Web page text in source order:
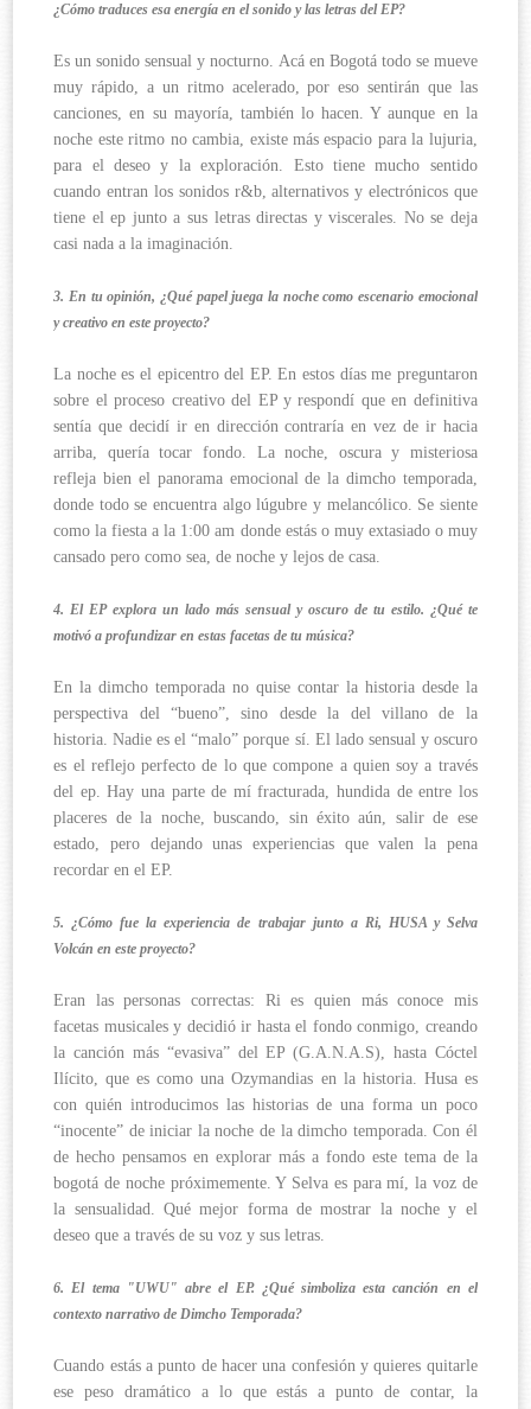
¿Cómo traduces esa energía en el sonido y las letras del EP?
Es un sonido sensual y nocturno. Acá en Bogotá todo se mueve
muy rápido, a un ritmo acelerado, por eso sentirán que las
canciones, en su mayoría, también lo hacen. Y aunque en la
noche este ritmo no cambia, existe más espacio para la lujuria,
para el deseo y la exploración. Esto tiene mucho sentido
cuando entran los sonidos r&b, alternativos y electrónicos que
tiene el ep junto a sus letras directas y viscerales. No se deja
casi nada a la imaginación.
3. En tu opinión, ¿Qué papel juega la noche como escenario emocional
y creativo en este proyecto?
La noche es el epicentro del EP. En estos días me preguntaron
sobre el proceso creativo del EP y respondí que en definitiva
sentía que decidí ir en dirección contraría en vez de ir hacia
arriba, quería tocar fondo. La noche, oscura y misteriosa
refleja bien el panorama emocional de la dimcho temporada,
donde todo se encuentra algo lúgubre y melancólico. Se siente
como la fiesta a la 1:00 am donde estás o muy extasiado o muy
cansado pero como sea, de noche y lejos de casa.
4. El EP explora un lado más sensual y oscuro de tu estilo. ¿Qué te
motivó a profundizar en estas facetas de tu música?
En la dimcho temporada no quise contar la historia desde la
perspectiva del “bueno”, sino desde la del villano de la
historia. Nadie es el “malo” porque sí. El lado sensual y oscuro
es el reflejo perfecto de lo que compone a quien soy a través
del ep. Hay una parte de mí fracturada, hundida de entre los
placeres de la noche, buscando, sin éxito aún, salir de ese
estado, pero dejando unas experiencias que valen la pena
recordar en el EP.
5. ¿Cómo fue la experiencia de trabajar junto a Ri, HUSA y Selva
Volcán en este proyecto?
Eran las personas correctas: Ri es quien más conoce mis
facetas musicales y decidió ir hasta el fondo conmigo, creando
la canción más “evasiva” del EP (G.A.N.A.S), hasta Cóctel
Ilícito, que es como una Ozymandias en la historia. Husa es
con quién introducimos las historias de una forma un poco
“inocente” de iniciar la noche de la dimcho temporada. Con él
de hecho pensamos en explorar más a fondo este tema de la
bogotá de noche próximemente. Y Selva es para mí, la voz de
la sensualidad. Qué mejor forma de mostrar la noche y el
deseo que a través de su voz y sus letras.
6. El tema "UWU" abre el EP. ¿Qué simboliza esta canción en el
contexto narrativo de Dimcho Temporada?
Cuando estás a punto de hacer una confesión y quieres quitarle
ese peso dramático a lo que estás a punto de contar, la